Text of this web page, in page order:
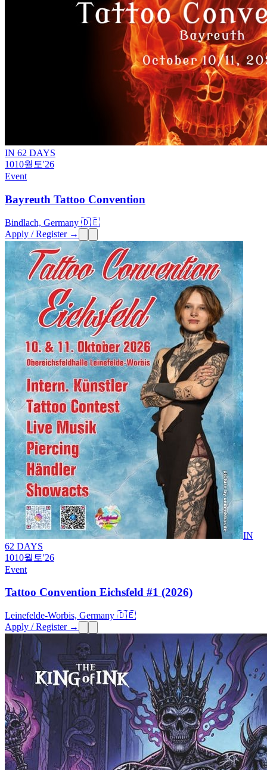
IN 62 DAYS
1010월 토'26
Event
Bayreuth Tattoo Convention
Bindlach, Germany 🇩🇪
Apply / Register →
IN
62 DAYS
1010월 토'26
Event
Tattoo Convention Eichsfeld #1 (2026)
Leinefelde-Worbis, Germany 🇩🇪
Apply / Register →